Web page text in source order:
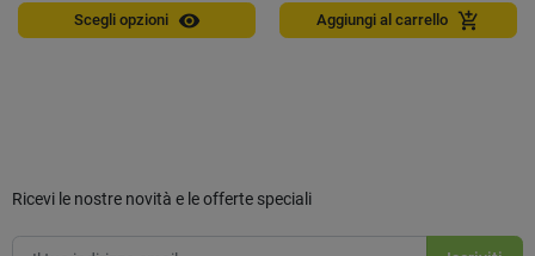
Scegli opzioni visibility Aggiungi al carrello add_shopping_cart
Ricevi le nostre novità e le offerte speciali